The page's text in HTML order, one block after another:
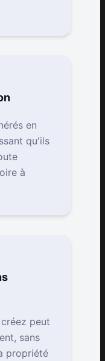
en
qu'ils
à
peut
sans
propriété